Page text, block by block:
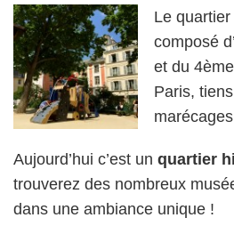
Le
composé
et du
Paris,
Aujourd’hui c’est un quartier
trouverez des nombreux
dans une ambiance unique !